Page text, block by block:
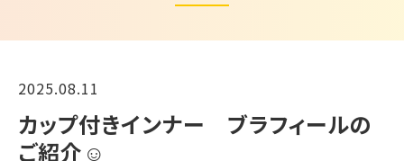
2025.08.11
カップ付きインナー ブラフィールの
ご紹介☺︎